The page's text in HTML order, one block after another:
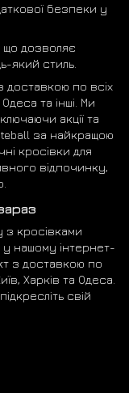
безпеки у
що дозволяє
який стиль.
доставкою по всіх
та інші. Ми
акції та
за найкращою
кросівки для
відпочинку,
з кросівками
у нашому інтернет-
з доставкою по
Харків та Одеса.
свій